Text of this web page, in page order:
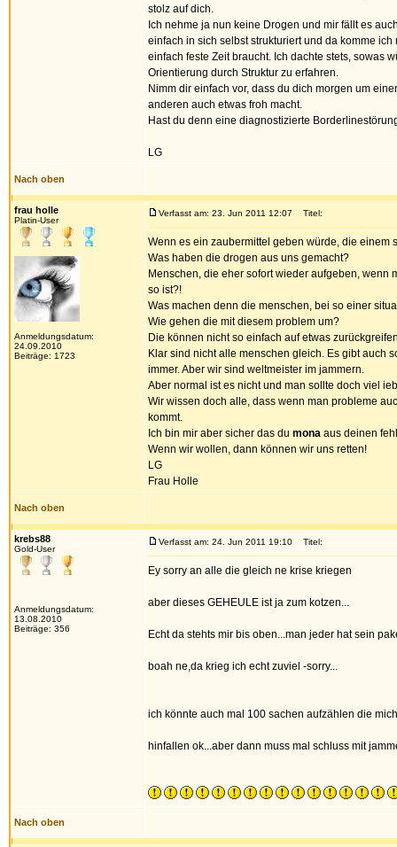
stolz auf dich.
Ich nehme ja nun keine Drogen und mir fällt es
einfach in sich selbst strukturiert und da komme
einfach feste Zeit braucht. Ich dachte stets, sowas
Orientierung durch Struktur zu erfahren.
Nimm dir einfach vor, dass du dich morgen um
anderen auch etwas froh macht.
Hast du denn eine diagnostizierte
LG
Nach oben
frau holle
Platin-User
Anmeldungsdatum:
24.09.2010
Beiträge: 1723
Verfasst am: 23. Jun 2011 12:07 Titel:
Wenn es ein zaubermittel geben würde, die einem
Was haben die drogen aus uns gemacht?
Menschen, die eher sofort wieder aufgeben, wenn
so ist?!
Was machen denn die menschen, bei so einer
Wie gehen die mit diesem problem um?
Die können nicht so einfach auf etwas
Klar sind nicht alle menschen gleich. Es gibt auch
immer. Aber wir sind weltmeister im jammern.
Aber normal ist es nicht und man sollte doch viel
Wir wissen doch alle, dass wenn man probleme
kommt.
Ich bin mir aber sicher das du mona aus deinen
Wenn wir wollen, dann können wir uns retten!
LG
Frau Holle
Nach oben
krebs88
Gold-User
Anmeldungsdatum:
13.08.2010
Beiträge: 356
Verfasst am: 24. Jun 2011 19:10 Titel:
Ey sorry an alle die gleich ne krise kriegen
aber dieses GEHEULE ist ja zum kotzen...
Echt da stehts mir bis oben...man jeder hat sein
boah ne,da krieg ich echt zuviel -sorry...
ich könnte auch mal 100 sachen aufzählen die
hinfallen ok...aber dann muss mal schluss mit
Nach oben